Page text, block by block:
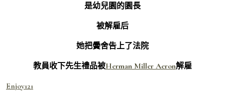
是幼兒園的園長
被解雇后
她把黌舍告上了法院
教員收下先生禮品被Herman Miller Aeron解雇
Enjoy121